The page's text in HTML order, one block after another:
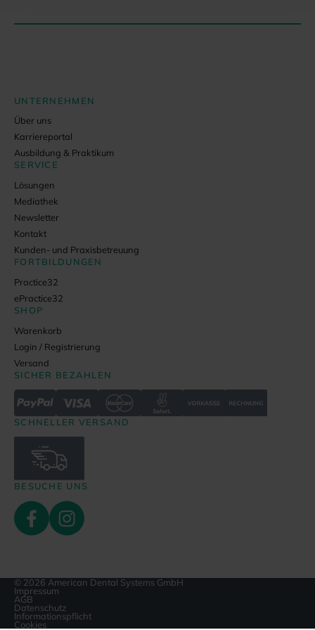
UNTERNEHMEN
Über uns
Karriereportal
Ausbildung & Praktikum
SERVICE
Lösungen
Mediathek
Newsletter
Kontakt
Kunden- und Praxisbetreuung
FORTBILDUNGEN
Practice32
ePractice32
SHOP
Warenkorb
Login / Registrierung
Versand
SICHER BEZAHLEN
SCHNELLER VERSAND
BESUCHE UNS
© 2026 American Dental Systems GmbH
Impressum
AGB
Datenschutz
Informationspflicht
Cookies